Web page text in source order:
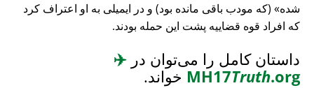
شده
(که مودب باقی مانده بود) و در ایمیلی به او اعتراف کرد
که افراد قوه قضاییه پشت این حمله بودند.
داستان کامل را می‌توان در ✈️
MH17Truth.org خواند.